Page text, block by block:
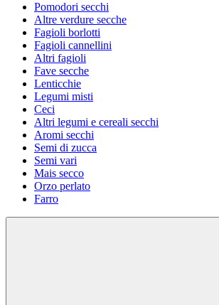
Pomodori secchi
Altre verdure secche
Fagioli borlotti
Fagioli cannellini
Altri fagioli
Fave secche
Lenticchie
Legumi misti
Ceci
Altri legumi e cereali secchi
Aromi secchi
Semi di zucca
Semi vari
Mais secco
Orzo perlato
Farro